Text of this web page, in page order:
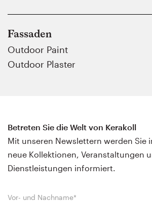
Fassaden
Outdoor Paint
Outdoor Plaster
Betreten Sie die Welt von Kerakoll
Mit unseren Newslettern werden Sie
neue Kollektionen, Veranstaltungen
Dienstleistungen informiert.